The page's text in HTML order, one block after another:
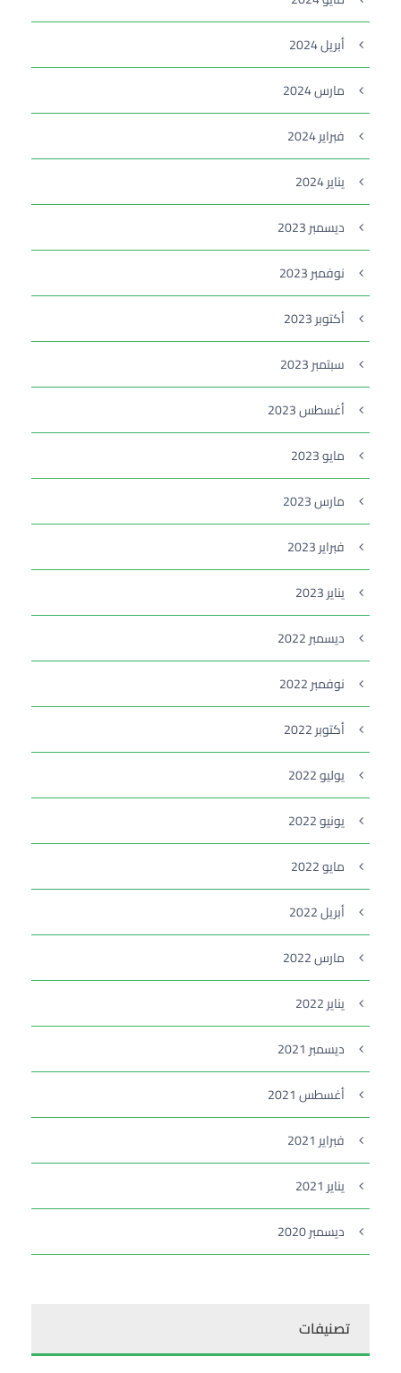
أبريل 2024
مارس 2024
فبراير 2024
يناير 2024
ديسمبر 2023
نوفمبر 2023
أكتوبر 2023
سبتمبر 2023
أغسطس 2023
مايو 2023
مارس 2023
فبراير 2023
يناير 2023
ديسمبر 2022
نوفمبر 2022
أكتوبر 2022
يوليو 2022
يونيو 2022
مايو 2022
أبريل 2022
مارس 2022
يناير 2022
ديسمبر 2021
أغسطس 2021
فبراير 2021
يناير 2021
ديسمبر 2020
تصنيفات